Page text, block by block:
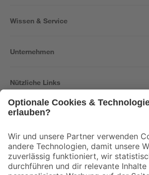
Wissen & Service
Unternehmen
Nützliche Links
Der toom Newsletter: Keine Angebote und Aktionen
Zur Newsletter Anmeldung